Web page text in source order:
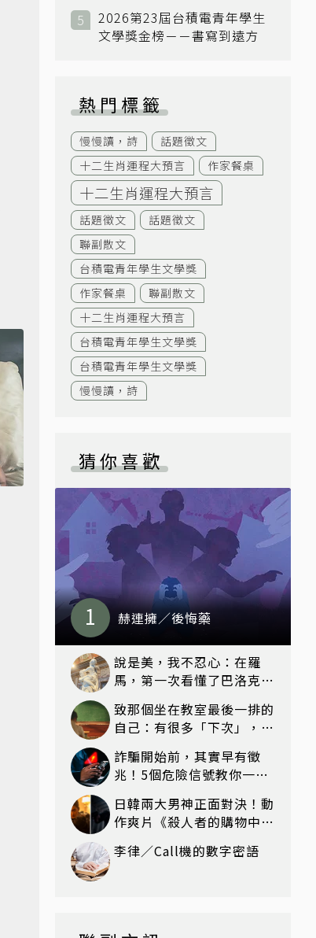
2026第23屆台積電青年學生
文學獎金榜－－書寫到遠方
熱門標籤
慢慢讀，詩
話題徵文
十二生肖運程大預言
作家餐桌
十二生肖運程大預言
話題徵文
話題徵文
聯副散文
台積電青年學生文學獎
作家餐桌
聯副散文
十二生肖運程大預言
台積電青年學生文學獎
台積電青年學生文學獎
慢慢讀，詩
猜你喜歡
赫連擁／後悔藥
說是美，我不忍心：在羅
馬，第一次看懂了巴洛克｜
Borghese)｜義大利 羅馬
致那個坐在教室最後一排的
自己：有很多「下次」，最
詐騙開始前，其實早有徵
兆！5個危險信號教你一眼
日韓兩大男神正面對決！動
作爽片《殺人者的購物中心
戲再升級
李律／Call機的數字密語